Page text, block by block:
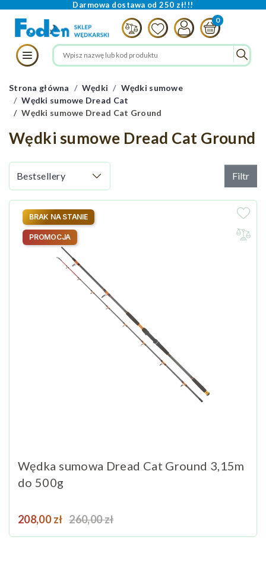
Darmowa dostawa od 250 zł!!!
Strona główna Wędki
Wędki sumowe
Wędki sumowe Dread Cat
Wędki sumowe Dread Cat Ground
Wędki sumowe Dread Cat Ground
Filtr
Wędka sumowa Dread Cat Ground 3,15m
do 500g
Cena
208,00 zł Cena podstawowa
260,00 zł
BRAK NA STANIE
PROMOCJA